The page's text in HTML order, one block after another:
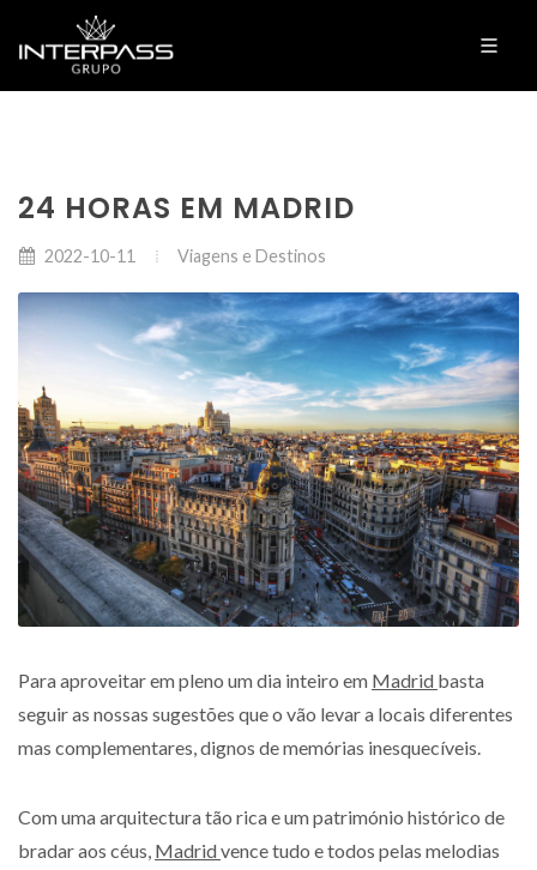
24 HORAS EM MADRID
2022-10-11 Viagens e Destinos
Para aproveitar em pleno um dia inteiro em Madrid basta
seguir as nossas sugestões que o vão levar a locais diferentes
mas complementares, dignos de memórias inesquecíveis.
Com uma arquitectura tão rica e um património histórico de
bradar aos céus, Madridvence tudo e todos pelas melodias